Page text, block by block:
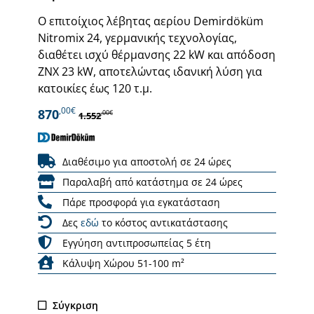
Ο επιτοίχιος λέβητας αερίου Demirdöküm
Nitromix 24, γερμανικής τεχνολογίας,
διαθέτει ισχύ θέρμανσης 22 kW και απόδοση
ΖΝΧ 23 kW, αποτελώντας ιδανική λύση για
κατοικίες έως 120 τ.μ.
870,00€ 1.552,00€
Διαθέσιμο για αποστολή σε 24 ώρες
Παραλαβή από κατάστημα σε 24 ώρες
Πάρε προσφορά για εγκατάσταση
Δες εδώ το κόστος αντικατάστασης
Εγγύηση αντιπροσωπείας 5 έτη
Κάλυψη Χώρου 51-100 m²
Σύγκριση